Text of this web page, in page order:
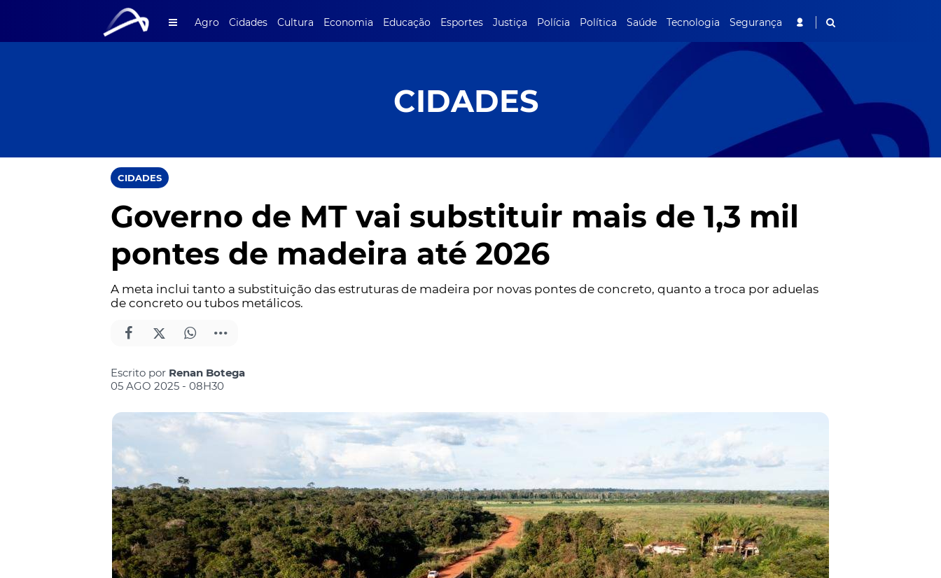
Agro Cidades Cultura Economia Educação Esportes Justiça Polícia Política Saúde Tecnologia Segurança
CIDADES
CIDADES
Governo de MT vai substituir mais de 1,3 mil
pontes de madeira até 2026
A meta inclui tanto a substituição das estruturas de madeira por novas pontes de concreto, quanto a troca por aduelas
de concreto ou tubos metálicos.
Escrito por Renan Botega
05 AGO 2025 - 08H30